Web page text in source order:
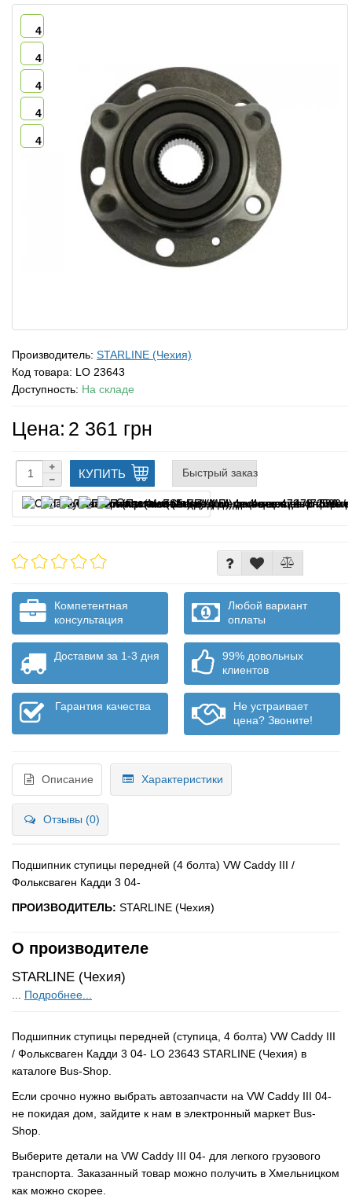
4
4
4
4
4
Производитель: STARLINE (Чехия)
Код товара: LO 23643
Доступность: На складе
Цена: 2 361 грн
КУПИТЬ Быстрый заказ
Оплата частями
Компетентная
консультация
Любой вариант
оплаты
Доставим за 1-3 дня
99% довольных
клиентов
Гарантия качества
Не устраивает
цена? Звоните!
Описание Характеристики
Отзывы (0)
Подшипник ступицы передней (4 болта) VW Caddy III /
Фольксваген Кадди 3 04-
ПРОИЗВОДИТЕЛЬ: STARLINE (Чехия)
О производителе
STARLINE (Чехия)
Подробнее...
Подшипник ступицы передней (ступица, 4 болта) VW Caddy III
/ Фольксваген Кадди 3 04- LO 23643 STARLINE (Чехия) в
каталоге Bus-Shop.
Если срочно нужно выбрать автозапчасти на VW Caddy III 04-
не покидая дом, зайдите к нам в электронный маркет Bus-
Shop.
Выберите детали на VW Caddy III 04- для легкого грузового
транспорта. Заказанный товар можно получить в Хмельницком
как можно скорее.